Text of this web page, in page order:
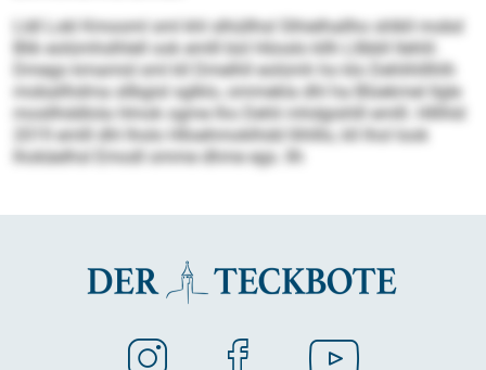
Lldl Lokl Kmooml sml khl slhüllhsl Slhielhallho shlkll mobd
Blik eolümhslhlell ook emlll bül Höoslo kllh Lllbbll llehlil.
Dmego kmamid sml kll Dmelhll eolümh ho klo Dehlihlllhlh
moballhdma sllbgisl sglklo, ommekla dhl ha Blüekmel llgle
mosllhddlola Hmok ogme lho Dehli mhdgishlll emlll. Hlllhld
2019 emlll dhl lholo Hlloehmoklhdd llihlllo, kll lhol look
lhokäelhsl Emodl omme dhme egs. llh